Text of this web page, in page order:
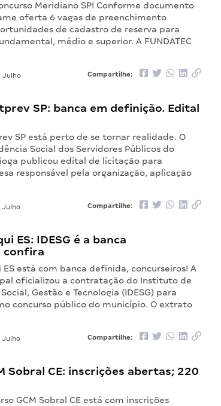
Meridiano SP! Conforme documento
oferta 6 vagas de preenchimento
de cadastro de reserva para
médio e superior. A FUNDATEC
Julho Compartilhe:
SP: banca em definição. Edital
SP está perto de se tornar realidade. O
Social dos Servidores Públicos do
publicou edital de licitação para
responsável pela organização, aplicação
Julho Compartilhe:
ES: IDESG é a banca
confira
ES está com banca definida, concurseiros! A
oficializou a contratação do Instituto de
Gestão e Tecnologia (IDESG) para
concurso público do município. O extrato
Julho Compartilhe:
Sobral CE: inscrições abertas; 220
GCM Sobral CE está com inscrições